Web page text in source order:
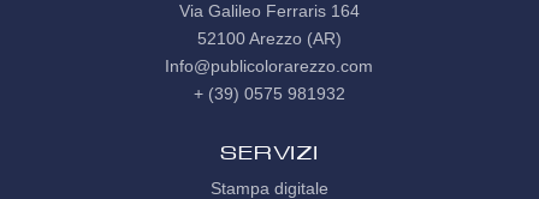
Via Galileo Ferraris 164
52100 Arezzo (AR)
Info@publicolorarezzo.com
+ (39) 0575 981932
Servizi
Stampa digitale